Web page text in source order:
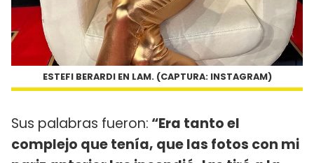
ESTEFI BERARDI EN LAM. (CAPTURA: INSTAGRAM)
Sus palabras fueron: “Era tanto el
complejo que tenía, que las fotos con mi